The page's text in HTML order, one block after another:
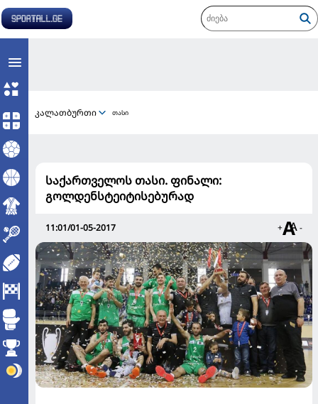
კალათბურთი თასი
საქართველოს თასი. ფინალი:
გოლდენსტეიტისებურად
11:01/01-05-2017 + -